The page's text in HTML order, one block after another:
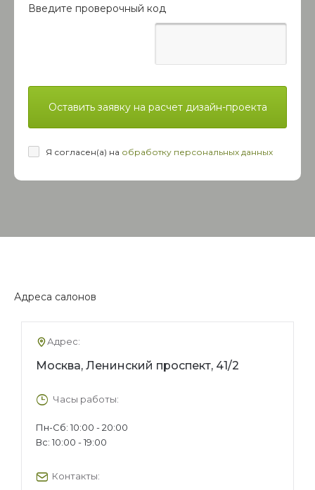
Введите проверочный код
Оставить заявку на расчет дизайн-проекта
Я согласен(а) на обработку персональных данных
Адреса салонов
Адрес:
Москва, Ленинский проспект, 41/2
Часы работы:
Пн-Сб: 10:00 - 20:00
Вс: 10:00 - 19:00
Контакты: